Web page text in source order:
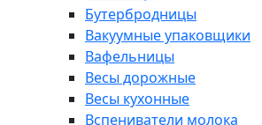
Бутербродницы
Вакуумные упаковщики
Вафельницы
Весы дорожные
Весы кухонные
Вспениватели молока